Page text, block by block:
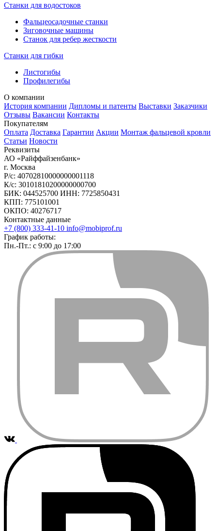
Станки для водостоков
Фальцеосадочные станки
Зиговочные машины
Станок для ребер жесткости
Станки для гибки
Листогибы
Профилегибы
О компании
История компании Дипломы и патенты Выставки Заказчики
Отзывы Вакансии Контакты
Покупателям
Оплата Доставка Гарантии Акции Монтаж фальцевой кровли
Статьи Новости
Реквизиты
АО «Райффайзенбанк»
г. Москва
Р/с: 40702810000000001118
К/с: 30101810200000000700
БИК: 044525700 ИНН: 7725850431
КПП: 775101001
ОКПО: 40276717
Контактные данные
+7 (800) 333-41-10 info@mobiprof.ru
График работы:
Пн.-Пт.: с 9:00 до 17:00